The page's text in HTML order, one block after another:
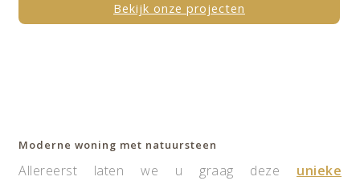
Bekijk onze projecten
Moderne woning met natuursteen
Allereerst laten we u graag deze unieke